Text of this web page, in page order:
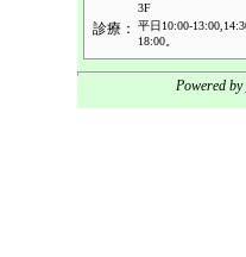
3F
診療：
平日10:00-
18:00。
Powered by